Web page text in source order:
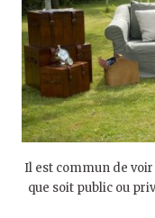
Il est commun de
que soit public ou